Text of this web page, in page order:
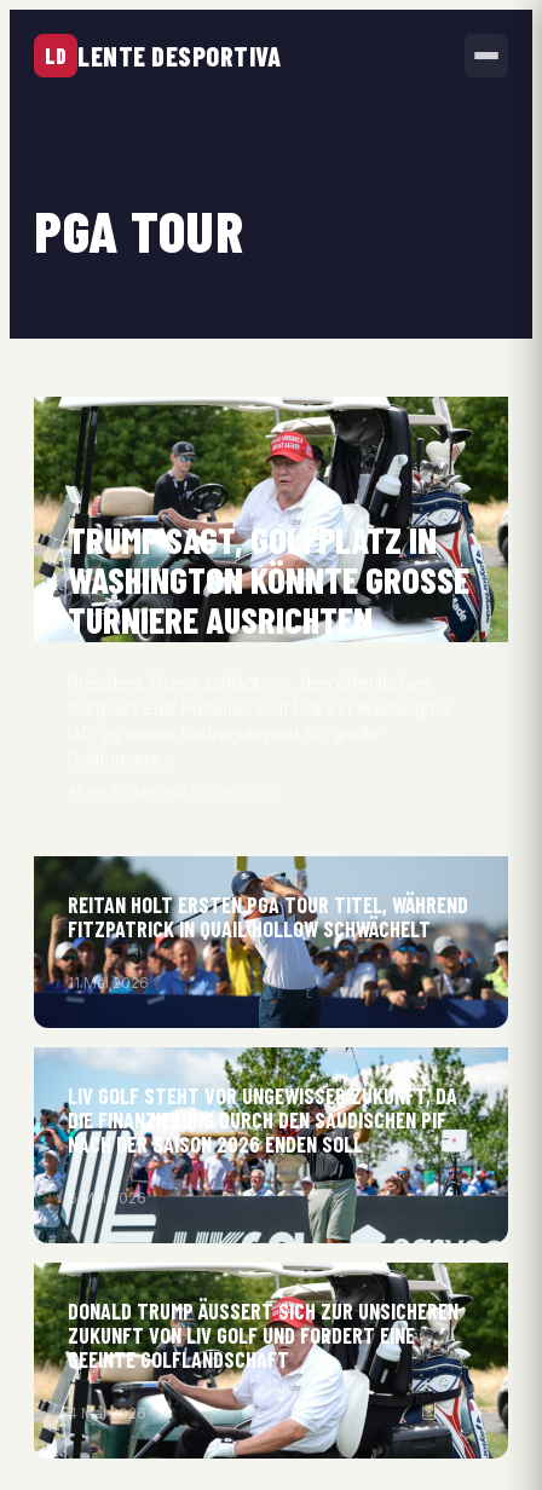
LD LENTE DESPORTIVA
PGA TOUR
TRUMP SAGT, GOLFPLATZ IN
WASHINGTON KÖNNTE GROSSE T
URNIERE AUSRICHTEN
REITAN HOLT ERSTEN PGA TOUR TITEL, WÄHREND
FITZPATRICK IN QUAIL HOLLOW SCHWÄCHELT
11 Mai 2026
LIV GOLF STEHT VOR UNGEWISSER ZUKUNFT, DA
DIE FINANZIERUNG DURCH DEN SAUDISCHEN PIF
NACH DER SAISON 2026 ENDEN SOLL
6 Mai 2026
DONALD TRUMP ÄUSSERT SICH ZUR UNSICHEREN Z
UKUNFT VON LIV GOLF UND FORDERT EINE G
EEINTE GOLFLANDSCHAFT
4 Mai 2026